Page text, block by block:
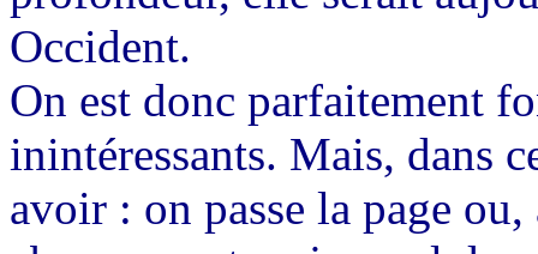
Occident.
On est donc parfaitement
inintéressants. Mais, dans
avoir : on passe la page